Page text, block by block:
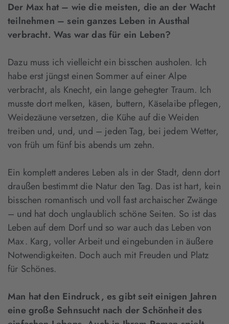
Der Max hat – wie die meisten, die an der Wacht
teilnehmen – sein ganzes Leben in Austhal
verbracht. Was war das für ein Leben?
Dazu muss ich vielleicht ein bisschen ausholen. Ich
habe erst jüngst einen Sommer auf einer Alpe
verbracht, als Knecht, ein lange gehegter Traum. Ich
musste dort melken, käsen, buttern, Käselaibe pflegen,
Weidezäune versetzen, die Kühe auf die Weiden
treiben und, und, und – jeden Tag, bei jedem Wetter,
von früh um fünf bis abends um zehn.
Ein komplett anderes Leben als in der Stadt, denn dort
draußen bestimmt die Natur den Tag. Das ist hart, kein
bisschen romantisch und voll fast archaischer Zwänge
– und hat doch unglaublich schöne Seiten. So ist das
Leben auf dem Dorf und so war auch das Leben von
Max. Karg, voller Arbeit und eingebunden in äußere
Notwendigkeiten. Doch auch mit Freuden und Platz
für Schönes.
Man hat den Eindruck, es gibt seit einigen Jahren
eine große Sehnsucht nach der Schönheit des